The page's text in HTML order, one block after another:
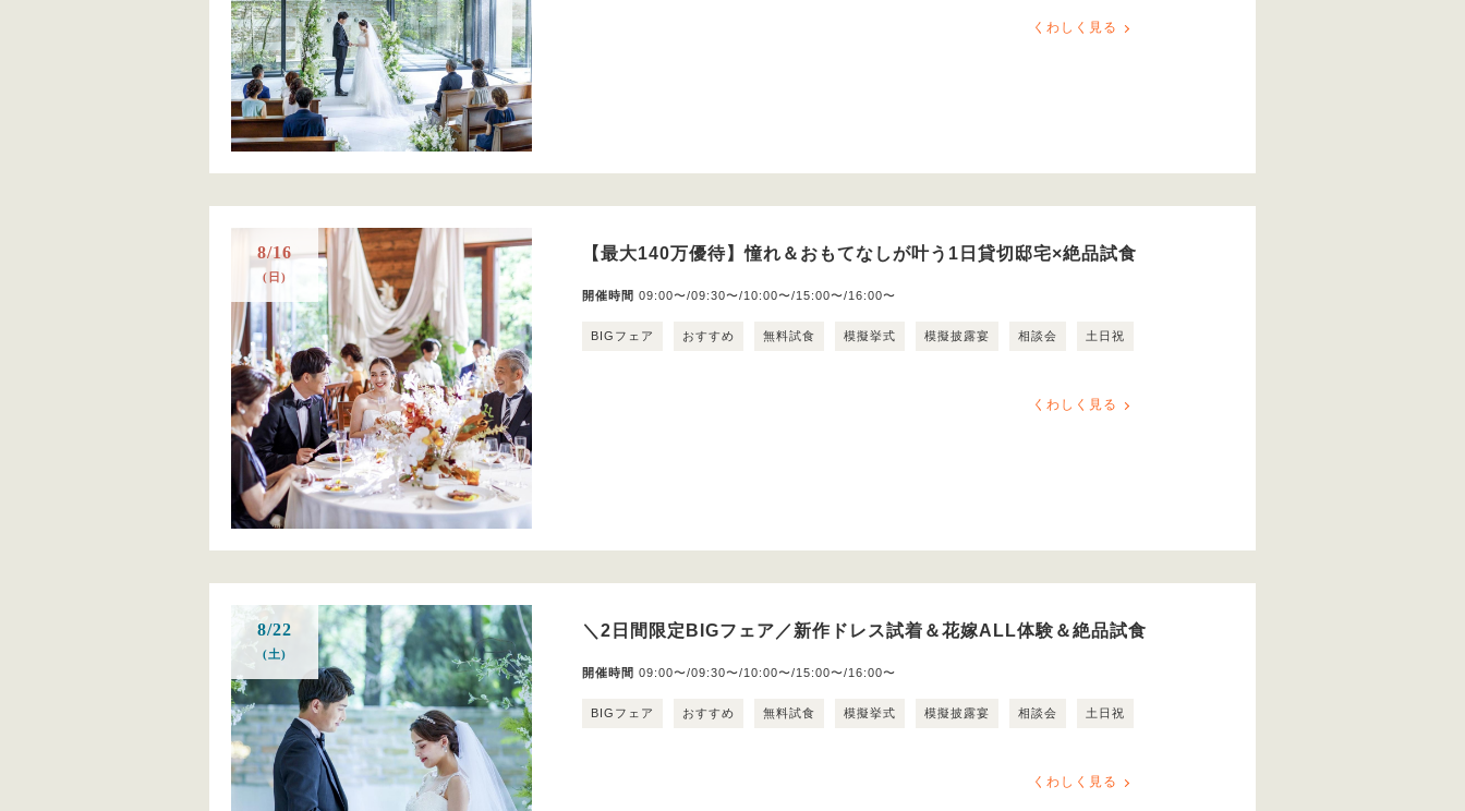
くわしく見る
8/16
(日)
【最大140万優待】憧れ＆おもてなしが叶う1日貸切邸宅×絶品試食
開催時間 09:00〜/09:30〜/10:00〜/15:00〜/16:00〜
BIGフェア おすすめ 無料試食 模擬挙式 模擬披露宴 相談会 土日祝
くわしく見る
8/22
(土)
＼2日間限定BIGフェア／新作ドレス試着＆花嫁ALL体験＆絶品試食
開催時間 09:00〜/09:30〜/10:00〜/15:00〜/16:00〜
BIGフェア おすすめ 無料試食 模擬挙式 模擬披露宴 相談会 土日祝
くわしく見る